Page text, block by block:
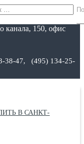
канала, 150, офис
38-47, (495) 134-25-
В САНКТ-